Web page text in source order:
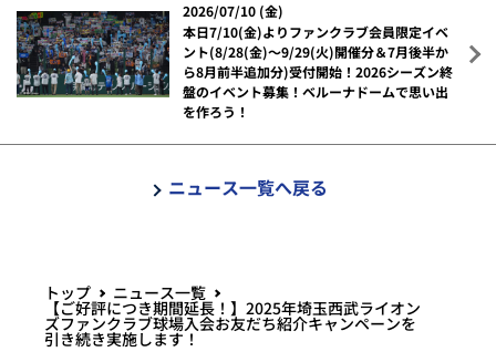
2026/07/10 (金)
本日7/10(金)よりファンクラブ会員限定イベ
ント(8/28(金)～9/29(火)開催分＆7月後半か
ら8月前半追加分)受付開始！2026シーズン終
盤のイベント募集！ベルーナドームで思い出
を作ろう！
ニュース一覧へ戻る
トップ ニュース一覧
【ご好評につき期間延長！】2025年埼玉西武ライオン
ズファンクラブ球場入会お友だち紹介キャンペーンを
引き続き実施します！